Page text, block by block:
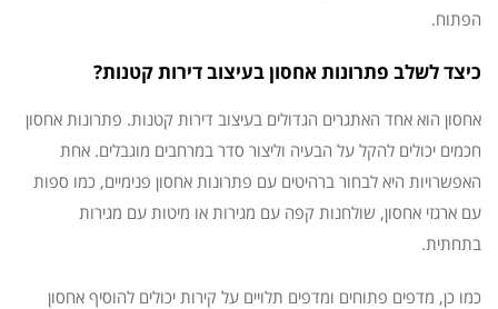
הפתוח.
כיצד לשלב פתרונות אחסון בעיצוב דירות קטנות?
אחסון הוא אחד האתגרים הגדולים בעיצוב דירות קטנות. פתרונות אחסון
חכמים יכולים להקל על הבעיה וליצור סדר במרחבים מוגבלים. אחת
האפשרויות היא לבחור ברהיטים עם פתרונות אחסון פנימיים, כמו ספות
עם ארגזי אחסון, שולחנות קפה עם מגירות או מיטות עם מגירות
בתחתית.
כמו כן, מדפים פתוחים ומדפים תלויים על קירות יכולים להוסיף אחסון